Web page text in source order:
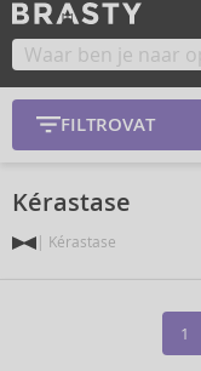
FILTROVAT
Kérastase
Kérastase
1